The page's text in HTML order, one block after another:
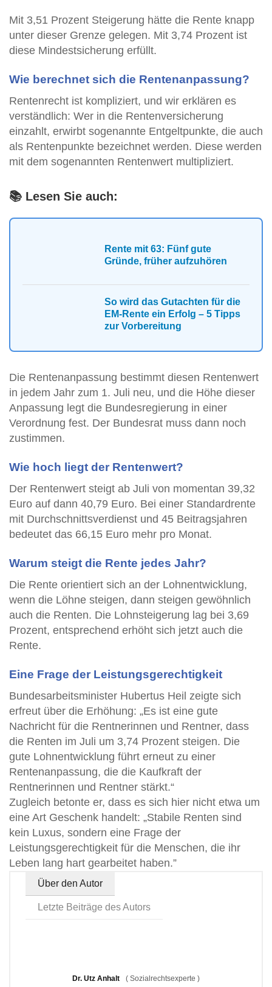
Mit 3,51 Prozent Steigerung hätte die Rente knapp
unter dieser Grenze gelegen. Mit 3,74 Prozent ist
diese Mindestsicherung erfüllt.
Wie berechnet sich die Rentenanpassung?
Rentenrecht ist kompliziert, und wir erklären es
verständlich: Wer in die Rentenversicherung
einzahlt, erwirbt sogenannte Entgeltpunkte, die auch
als Rentenpunkte bezeichnet werden. Diese werden
mit dem sogenannten Rentenwert multipliziert.
📚 Lesen Sie auch:
Rente mit 63: Fünf gute
Gründe, früher aufzuhören
So wird das Gutachten für die
EM-Rente ein Erfolg – 5 Tipps
zur Vorbereitung
Die Rentenanpassung bestimmt diesen Rentenwert
in jedem Jahr zum 1. Juli neu, und die Höhe dieser
Anpassung legt die Bundesregierung in einer
Verordnung fest. Der Bundesrat muss dann noch
zustimmen.
Wie hoch liegt der Rentenwert?
Der Rentenwert steigt ab Juli von momentan 39,32
Euro auf dann 40,79 Euro. Bei einer Standardrente
mit Durchschnittsverdienst und 45 Beitragsjahren
bedeutet das 66,15 Euro mehr pro Monat.
Warum steigt die Rente jedes Jahr?
Die Rente orientiert sich an der Lohnentwicklung,
wenn die Löhne steigen, dann steigen gewöhnlich
auch die Renten. Die Lohnsteigerung lag bei 3,69
Prozent, entsprechend erhöht sich jetzt auch die
Rente.
Eine Frage der Leistungsgerechtigkeit
Bundesarbeitsminister Hubertus Heil zeigte sich
erfreut über die Erhöhung: „Es ist eine gute
Nachricht für die Rentnerinnen und Rentner, dass
die Renten im Juli um 3,74 Prozent steigen. Die
gute Lohnentwicklung führt erneut zu einer
Rentenanpassung, die die Kaufkraft der
Rentnerinnen und Rentner stärkt.“
Zugleich betonte er, dass es sich hier nicht etwa um
eine Art Geschenk handelt: „Stabile Renten sind
kein Luxus, sondern eine Frage der
Leistungsgerechtigkeit für die Menschen, die ihr
Leben lang hart gearbeitet haben.”
Über den Autor
Letzte Beiträge des Autors
Dr. Utz Anhalt ( Sozialrechtsexperte )